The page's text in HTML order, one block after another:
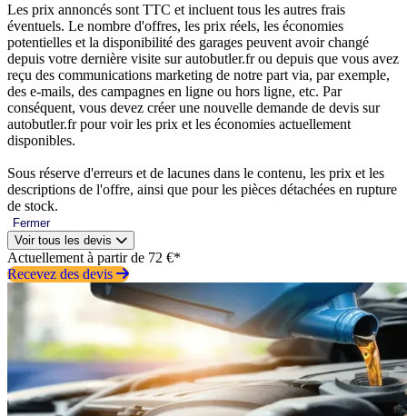
Les prix annoncés sont TTC et incluent tous les autres frais
éventuels. Le nombre d'offres, les prix réels, les économies
potentielles et la disponibilité des garages peuvent avoir changé
depuis votre dernière visite sur autobutler.fr ou depuis que vous avez
reçu des communications marketing de notre part via, par exemple,
des e-mails, des campagnes en ligne ou hors ligne, etc. Par
conséquent, vous devez créer une nouvelle demande de devis sur
autobutler.fr pour voir les prix et les économies actuellement
disponibles.
Sous réserve d'erreurs et de lacunes dans le contenu, les prix et les
descriptions de l'offre, ainsi que pour les pièces détachées en rupture
de stock.
Fermer
Voir tous les devis
Actuellement à partir de 72 €*
Recevez des devis